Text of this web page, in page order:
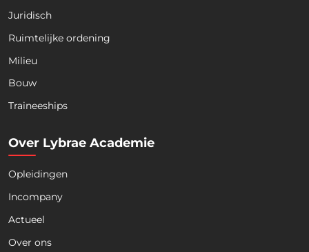
Juridisch
Ruimtelijke ordening
Milieu
Bouw
Traineeships
Over Lybrae Academie
Opleidingen
Incompany
Actueel
Over ons
Naam